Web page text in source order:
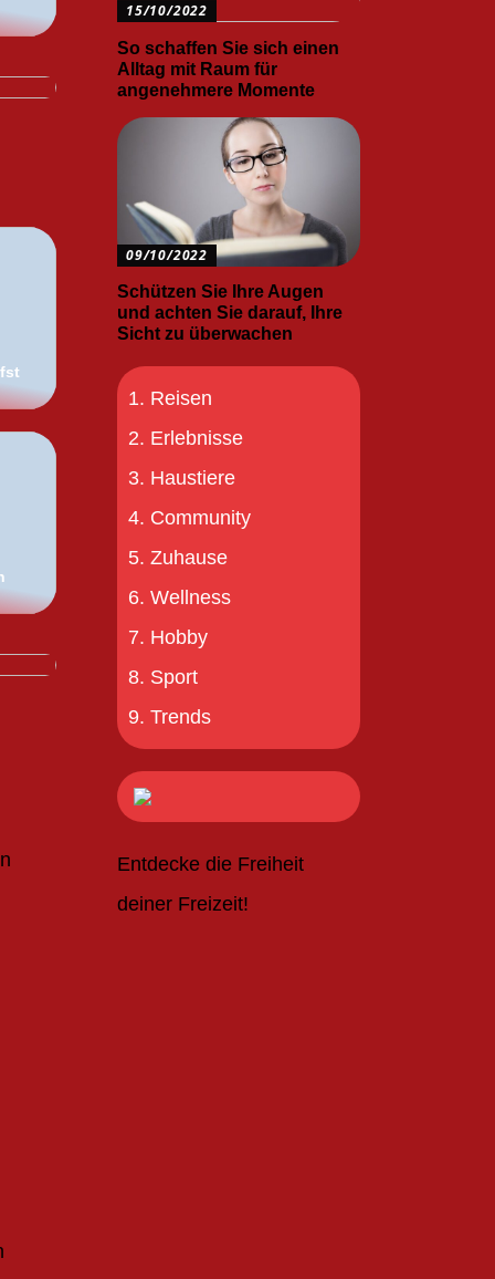
15/10/2022
So schaffen Sie sich einen
Alltag mit Raum für
angenehmere Momente
09/10/2022
Schützen Sie Ihre Augen
und achten Sie darauf, Ihre
Sicht zu überwachen
Reisen
Erlebnisse
Haustiere
Community
Zuhause
Wellness
Hobby
Sport
Trends
Entdecke die Freiheit
deiner Freizeit!